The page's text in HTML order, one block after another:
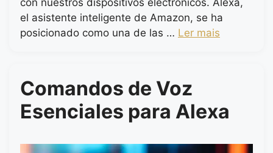
el asistente inteligente de Amazon, se ha
posicionado como una de las … Ler mais
Comandos de Voz
Esenciales para Alexa